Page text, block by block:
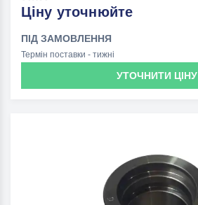
Ціну уточнюйте
ПІД ЗАМОВЛЕННЯ
Термін поставки - тижні
УТОЧНИТИ ЦІНУ